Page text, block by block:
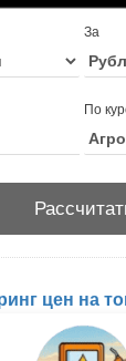
За
По
цен на